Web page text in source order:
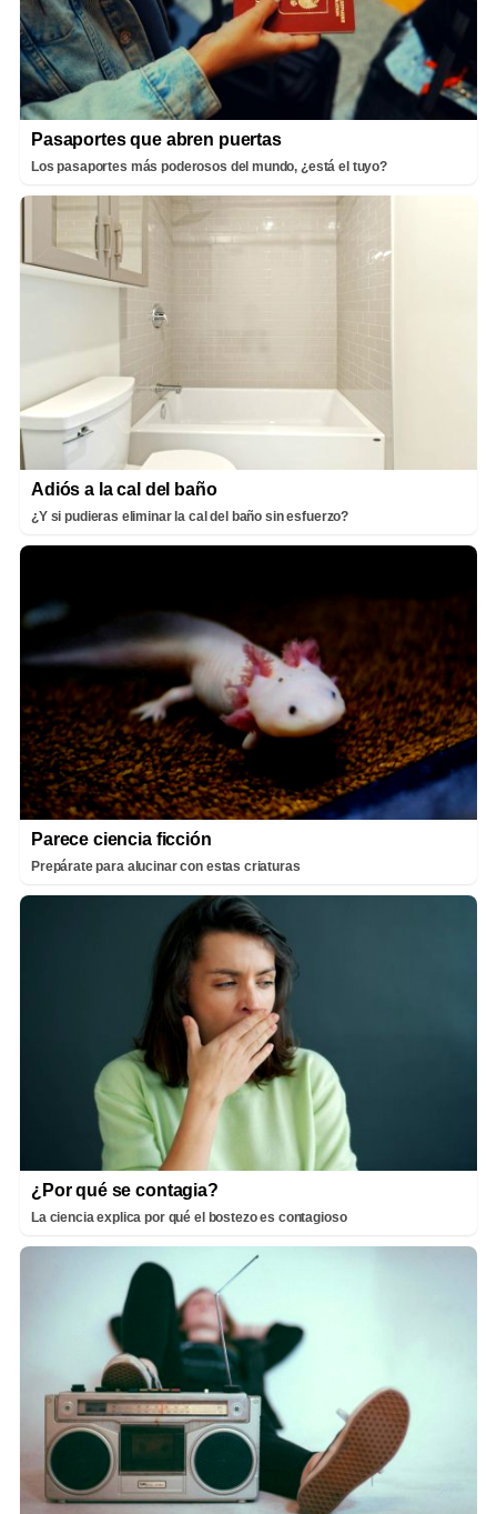
Pasaportes que abren puertas
Los pasaportes más poderosos del mundo, ¿está el tuyo?
Adiós a la cal del baño
¿Y si pudieras eliminar la cal del baño sin esfuerzo?
Parece ciencia ficción
Prepárate para alucinar con estas criaturas
¿Por qué se contagia?
La ciencia explica por qué el bostezo es contagioso